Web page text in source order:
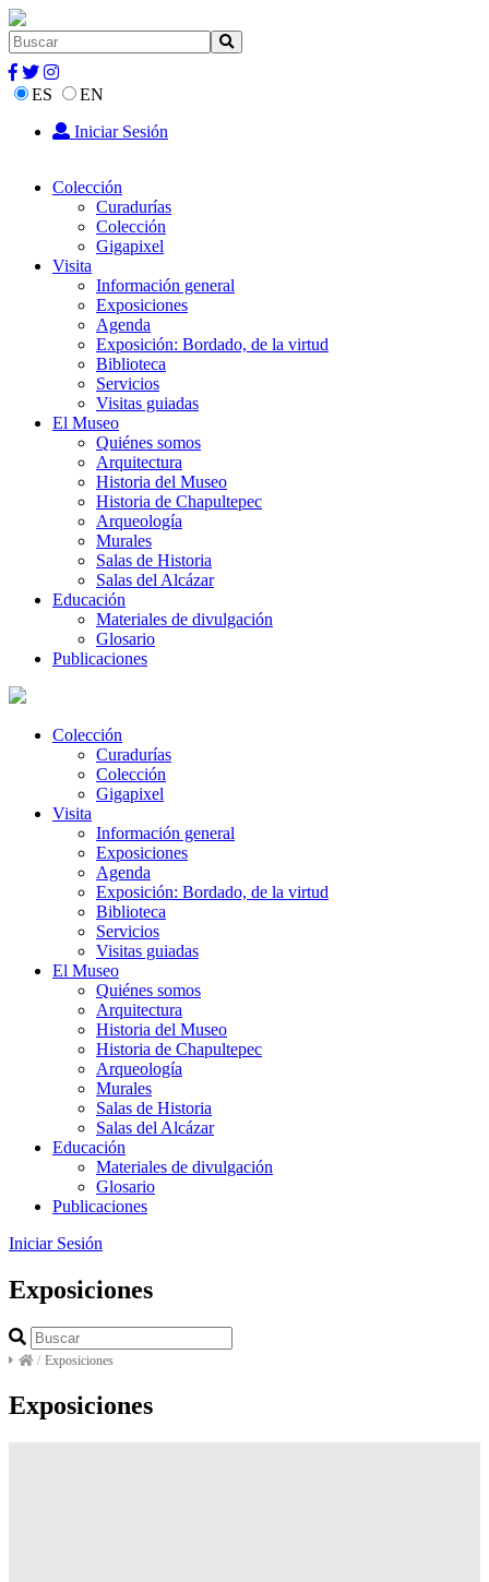
ES
EN
Iniciar Sesión
Colección
Curadurías
Colección
Gigapixel
Visita
Información general
Exposiciones
Agenda
Exposición: Bordado, de la virtud
Biblioteca
Servicios
Visitas guiadas
El Museo
Quiénes somos
Arquitectura
Historia del Museo
Historia de Chapultepec
Arqueología
Murales
Salas de Historia
Salas del Alcázar
Educación
Materiales de divulgación
Glosario
Publicaciones
Colección
Curadurías
Colección
Gigapixel
Visita
Información general
Exposiciones
Agenda
Exposición: Bordado, de la virtud
Biblioteca
Servicios
Visitas guiadas
El Museo
Quiénes somos
Arquitectura
Historia del Museo
Historia de Chapultepec
Arqueología
Murales
Salas de Historia
Salas del Alcázar
Educación
Materiales de divulgación
Glosario
Publicaciones
Iniciar Sesión
Exposiciones
/ Exposiciones
Exposiciones